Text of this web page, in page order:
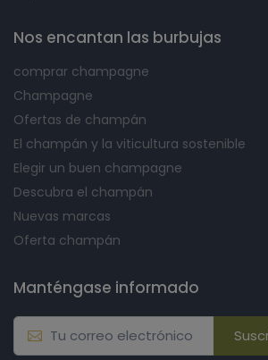
Nos encantan las burbujas
comprar champagne
Champagne
Ofertas de champán
El champán y la viticultura sostenible
Elegir un buen champagne
Descubra el champán
Nuevas marcas
Oferta champán
Manténgase informado